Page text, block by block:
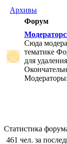
Архивы
Форум
Сюда
тематике
для
Модераторы:
Статистика
461 чел. за